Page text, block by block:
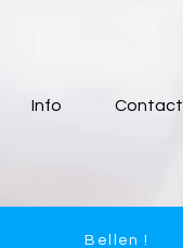
Info Contact
Bellen !